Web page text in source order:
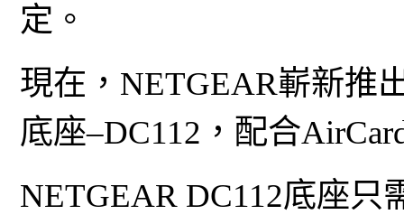
定。
現在，NETGEAR嶄新推
底座–DC112，配合
NETGEAR DC112底座只